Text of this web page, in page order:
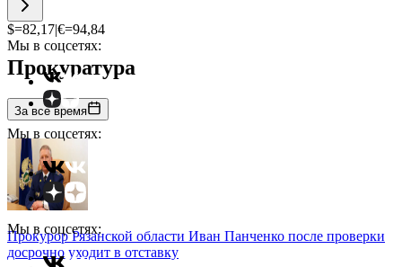
$=82,17|€=94,84
Мы в соцсетях:
Мы в соцсетях:
Мы в соцсетях:
Прокуратура
За все время
Прокурор Рязанской области Иван Панченко после проверки
досрочно уходит в отставку